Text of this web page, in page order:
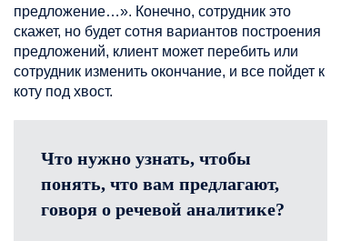
предложение…». Конечно, сотрудник это
скажет, но будет сотня вариантов построения
предложений, клиент может перебить или
сотрудник изменить окончание, и все пойдет к
коту под хвост.
Что нужно узнать, чтобы
понять, что вам предлагают,
говоря о речевой аналитике?